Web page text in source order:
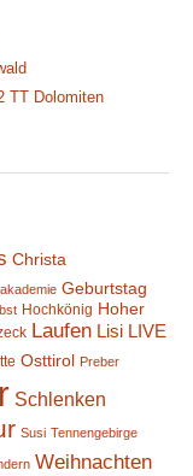
TT Dolomiten
Christa
Geburtstag
Hochkönig Hoher
Laufen Lisi LIVE
Osttirol Preber
Schlenken
Susi Tennengebirge
Weihnachten